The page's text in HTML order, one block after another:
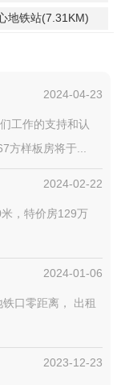
地铁站(7.31KM)
2024-04-23
工作的支持和认
方样板房将于...
2024-02-22
，特价房129万
2024-01-06
口零距离， 出租
2023-12-23